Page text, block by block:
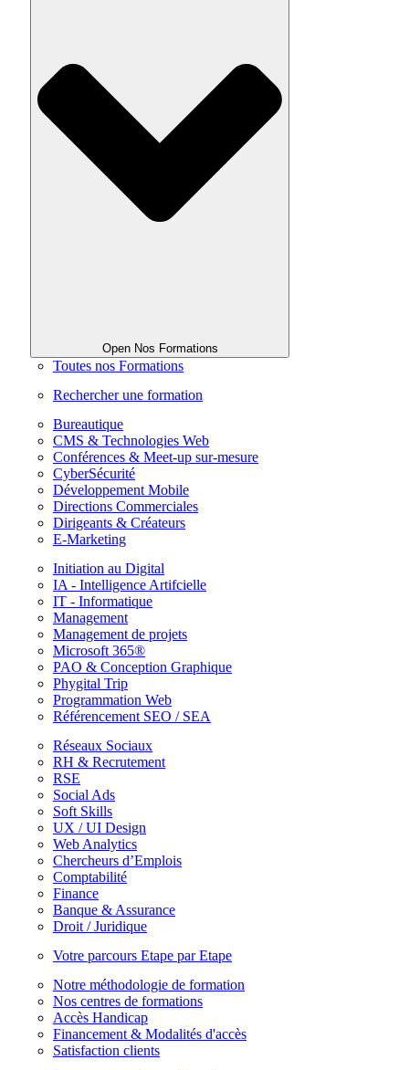
Open Nos Formations
Toutes nos Formations
Rechercher une formation
Bureautique
CMS & Technologies Web
Conférences & Meet-up sur-mesure
CyberSécurité
Développement Mobile
Directions Commerciales
Dirigeants & Créateurs
E-Marketing
Initiation au Digital
IA - Intelligence Artifcielle
IT - Informatique
Management
Management de projets
Microsoft 365®
PAO & Conception Graphique
Phygital Trip
Programmation Web
Référencement SEO / SEA
Réseaux Sociaux
RH & Recrutement
RSE
Social Ads
Soft Skills
UX / UI Design
Web Analytics
Chercheurs d’Emplois
Comptabilité
Finance
Banque & Assurance
Droit / Juridique
Votre parcours Etape par Etape
Notre méthodologie de formation
Nos centres de formations
Accès Handicap
Financement & Modalités d'accès
Satisfaction clients